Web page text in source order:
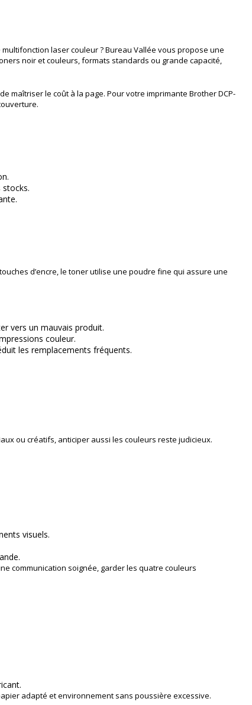
laser couleur ? Bureau Vallée vous propose une
noir et couleurs, formats standards ou grande capacité,
maîtriser le coût à la page. Pour votre imprimante Brother DCP-
stocks.
d’encre, le toner utilise une poudre fine qui assure une
vers un mauvais produit.
couleur.
les remplacements fréquents.
ou créatifs, anticiper aussi les couleurs reste judicieux.
visuels.
communication soignée, garder les quatre couleurs
adapté et environnement sans poussière excessive.